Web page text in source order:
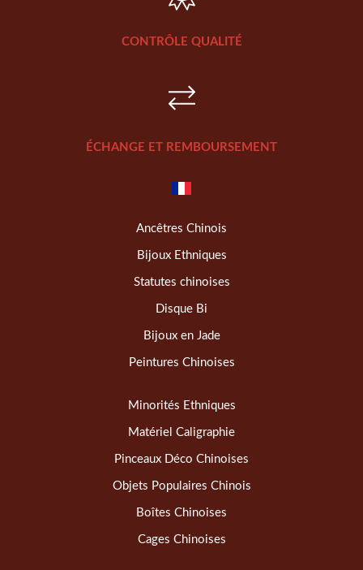
CONTRÔLE QUALITÉ
ÉCHANGE ET REMBOURSEMENT
Ancêtres Chinois
Bijoux Ethniques
Statutes chinoises
Disque Bi
Bijoux en Jade
Peintures Chinoises
Minorités Ethniques
Matériel Caligraphie
Pinceaux Déco Chinoises
Objets Populaires Chinois
Boîtes Chinoises
Cages Chinoises